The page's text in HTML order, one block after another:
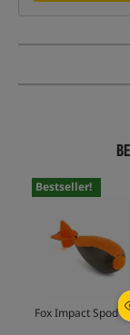
Bestseller!
Fox Impact Spod